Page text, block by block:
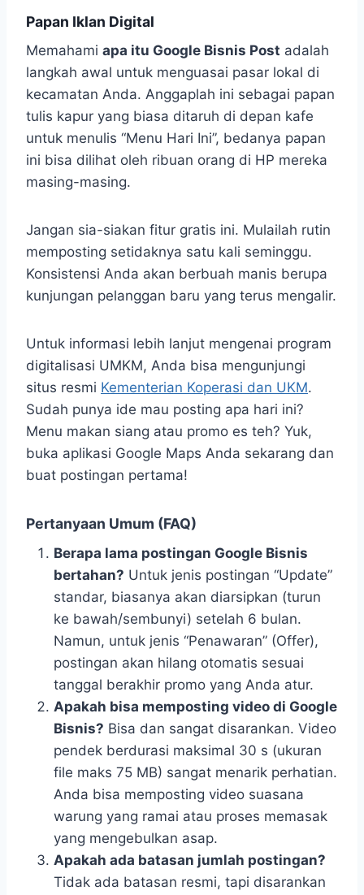
Papan Iklan Digital
Memahami apa itu Google Bisnis Post adalah
langkah awal untuk menguasai pasar lokal di
kecamatan Anda. Anggaplah ini sebagai papan
tulis kapur yang biasa ditaruh di depan kafe
untuk menulis “Menu Hari Ini”, bedanya papan
ini bisa dilihat oleh ribuan orang di HP mereka
masing-masing.
Jangan sia-siakan fitur gratis ini. Mulailah rutin
memposting setidaknya satu kali seminggu.
Konsistensi Anda akan berbuah manis berupa
kunjungan pelanggan baru yang terus mengalir.
Untuk informasi lebih lanjut mengenai program
digitalisasi UMKM, Anda bisa mengunjungi
situs resmi Kementerian Koperasi dan UKM.
Sudah punya ide mau posting apa hari ini?
Menu makan siang atau promo es teh? Yuk,
buka aplikasi Google Maps Anda sekarang dan
buat postingan pertama!
Pertanyaan Umum (FAQ)
Berapa lama postingan Google Bisnis
bertahan? Untuk jenis postingan “Update”
standar, biasanya akan diarsipkan (turun
ke bawah/sembunyi) setelah 6 bulan.
Namun, untuk jenis “Penawaran” (Offer),
postingan akan hilang otomatis sesuai
tanggal berakhir promo yang Anda atur.
Apakah bisa memposting video di Google
Bisnis? Bisa dan sangat disarankan. Video
pendek berdurasi maksimal 30 s (ukuran
file maks 75 MB) sangat menarik perhatian.
Anda bisa memposting video suasana
warung yang ramai atau proses memasak
yang mengebulkan asap.
Apakah ada batasan jumlah postingan?
Tidak ada batasan resmi, tapi disarankan